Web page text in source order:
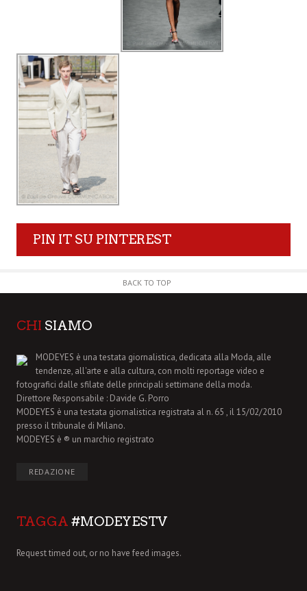
PIN IT SU PINTEREST
BACK TO TOP
CHI SIAMO
MODEYES è una testata giornalistica, dedicata alla Moda, alle
tendenze, all'arte e alla cultura, con molti reportage video e
fotografici dalle sfilate delle principali settimane della moda.
Direttore Responsabile : Davide G. Porro
MODEYES è una testata giornalistica registrata al n. 65 , il 15/02/2010
presso il tribunale di Milano.
MODEYES è ® un marchio registrato
REDAZIONE
TAGGA #MODEYESTV
Request timed out, or no have feed images.